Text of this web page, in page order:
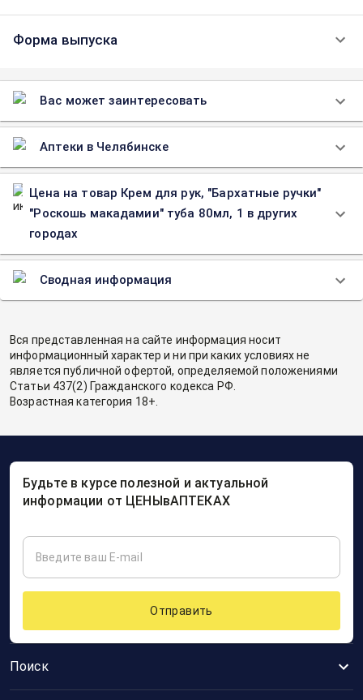
Форма выпуска
Вас может заинтересовать
Аптеки в Челябинске
Цена на товар Крем для рук, "Бархатные ручки"
"Роскошь макадамии" туба 80мл, 1 в других
городах
Сводная информация
Вся представленная на сайте информация носит
информационный характер и ни при каких условиях не
является публичной офертой, определяемой положениями
Статьи 437(2) Гражданского кодекса РФ.
Возрастная категория 18+.
Поиск
Будьте в курсе полезной и актуальной
информации от ЦЕНЫвАПТЕКАХ
Отправить